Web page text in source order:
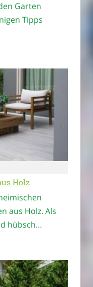
Garten
Tipps
Holz
aus Holz. Als
hübsch…